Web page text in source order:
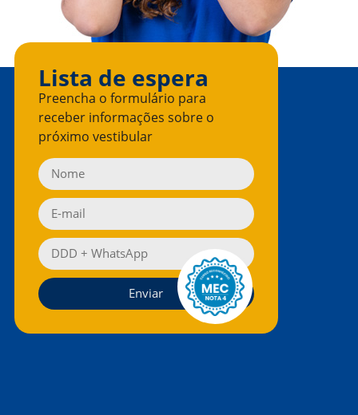
Lista de espera
Preencha o formulário para
receber informações sobre o
próximo vestibular
Enviar